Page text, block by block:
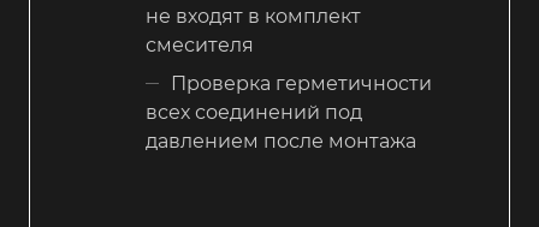
не входят в комплект
смесителя
Проверка герметичности
всех соединений под
давлением после монтажа